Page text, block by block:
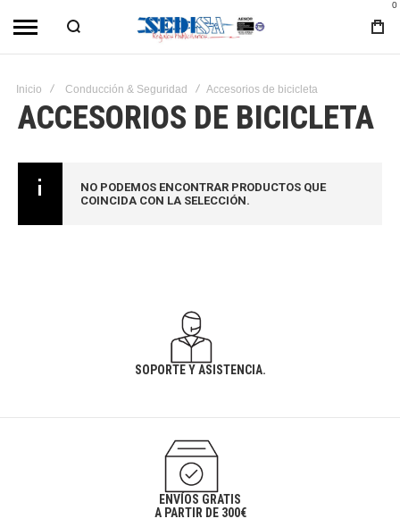
0
Inicio Conducción & Seguridad Accesorios de bicicleta
ACCESORIOS DE BICICLETA
NO PODEMOS ENCONTRAR PRODUCTOS QUE
COINCIDA CON LA SELECCIÓN.
SOPORTE Y ASISTENCIA.
ENVÍOS GRATIS
A PARTIR DE 300€